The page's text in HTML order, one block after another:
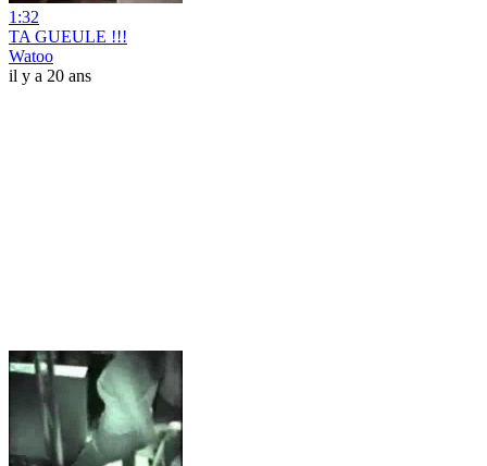
1:32
TA GUEULE !!!
Watoo
il y a 20 ans